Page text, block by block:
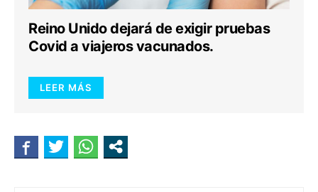
Reino Unido dejará de exigir pruebas
Covid a viajeros vacunados.
LEER MÁS